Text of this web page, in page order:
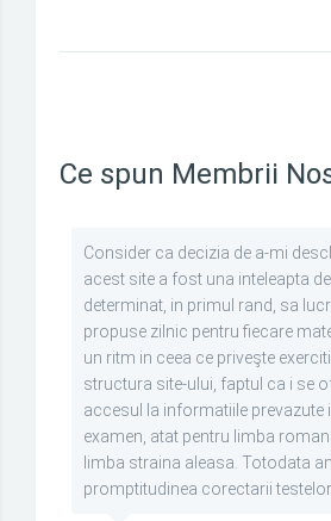
Ce spun Membrii
Consider ca decizia de a-mi
acest site a fost una inteleapta
determinat, in primul rand, sa
propuse zilnic pentru fiecare
un ritm in ceea ce priveşte
structura site-ului, faptul ca i se
accesul la informatiile prevazute
examen, atat pentru limba
limba straina aleasa. Totodata
promptitudinea corectarii testelor.